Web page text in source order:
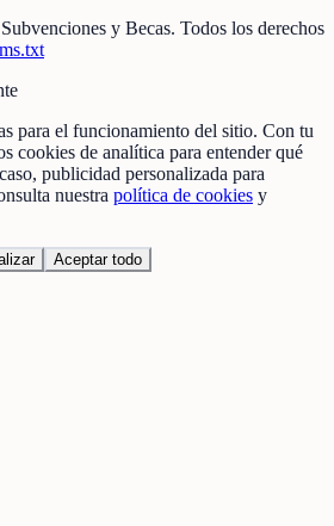
y Becas. Todos los derechos
para el funcionamiento del sitio. Con tu
cookies de analítica para entender qué
publicidad personalizada para
nuestra política de cookies y
Aceptar todo